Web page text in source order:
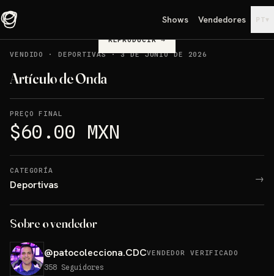
Shows Vendedores PT▾
REPRODUCIR→
VENDIDO
· DEPORTIVAS·3 DE JUNIO DE 2026
Artículo de Onda
PREÇO FINAL
$60.00 MXN
CATEGORÍA
Deportivas →
Sobre o vendedor
@patocolecciona.CDCVENDEDOR VERIFICADO
358 Seguidores